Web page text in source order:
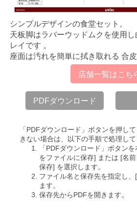
シンプルデザインの食堂セット。
天板脚はラバーウッドムクを使用
レイです 。
座面は汚れを簡単に拭き取れる 合皮
店舗一覧はこち
PDFダウンロード
「PDFダウンロード」ボタンを押し
きない場合は、以下の手順で処理して
「PDFダウンロード」ボタン
をファイルに保存] または [名
保存] を選択します。
ファイル名と保存先を指定し
ます。
保存先からPDFを開きます。